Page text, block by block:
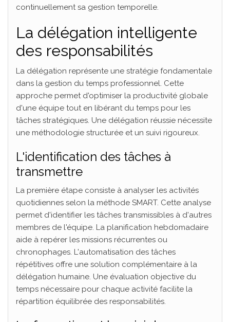
continuellement sa gestion temporelle.
La délégation intelligente
des responsabilités
La délégation représente une stratégie fondamentale
dans la gestion du temps professionnel. Cette
approche permet d'optimiser la productivité globale
d'une équipe tout en libérant du temps pour les
tâches stratégiques. Une délégation réussie nécessite
une méthodologie structurée et un suivi rigoureux.
L'identification des tâches à
transmettre
La première étape consiste à analyser les activités
quotidiennes selon la méthode SMART. Cette analyse
permet d'identifier les tâches transmissibles à d'autres
membres de l'équipe. La planification hebdomadaire
aide à repérer les missions récurrentes ou
chronophages. L'automatisation des tâches
répétitives offre une solution complémentaire à la
délégation humaine. Une évaluation objective du
temps nécessaire pour chaque activité facilite la
répartition équilibrée des responsabilités.